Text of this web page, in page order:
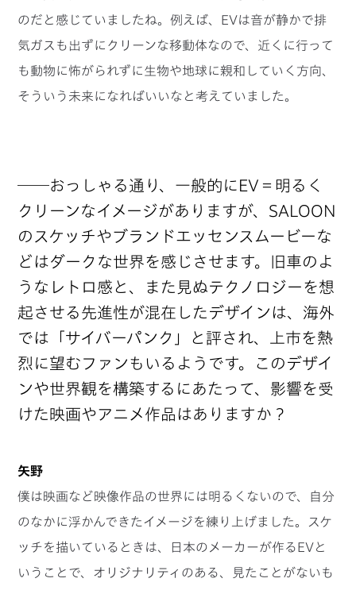
のだと感じていましたね。例えば、EVは音が静かで排
気ガスも出ずにクリーンな移動体なので、近くに行って
も動物に怖がられずに生物や地球に親和していく方向、
そういう未来になればいいなと考えていました。
──おっしゃる通り、一般的にEV＝明るく
クリーンなイメージがありますが、SALOON
のスケッチやブランドエッセンスムービーな
どはダークな世界を感じさせます。旧車のよ
うなレトロ感と、また見ぬテクノロジーを想
起させる先進性が混在したデザインは、海外
では「サイバーパンク」と評され、上市を熱
烈に望むファンもいるようです。このデザイ
ンや世界観を構築するにあたって、影響を受
けた映画やアニメ作品はありますか？
矢野
僕は映画など映像作品の世界には明るくないので、自分
のなかに浮かんできたイメージを練り上げました。スケ
ッチを描いているときは、日本のメーカーが作るEVと
いうことで、オリジナリティのある、見たことがないも